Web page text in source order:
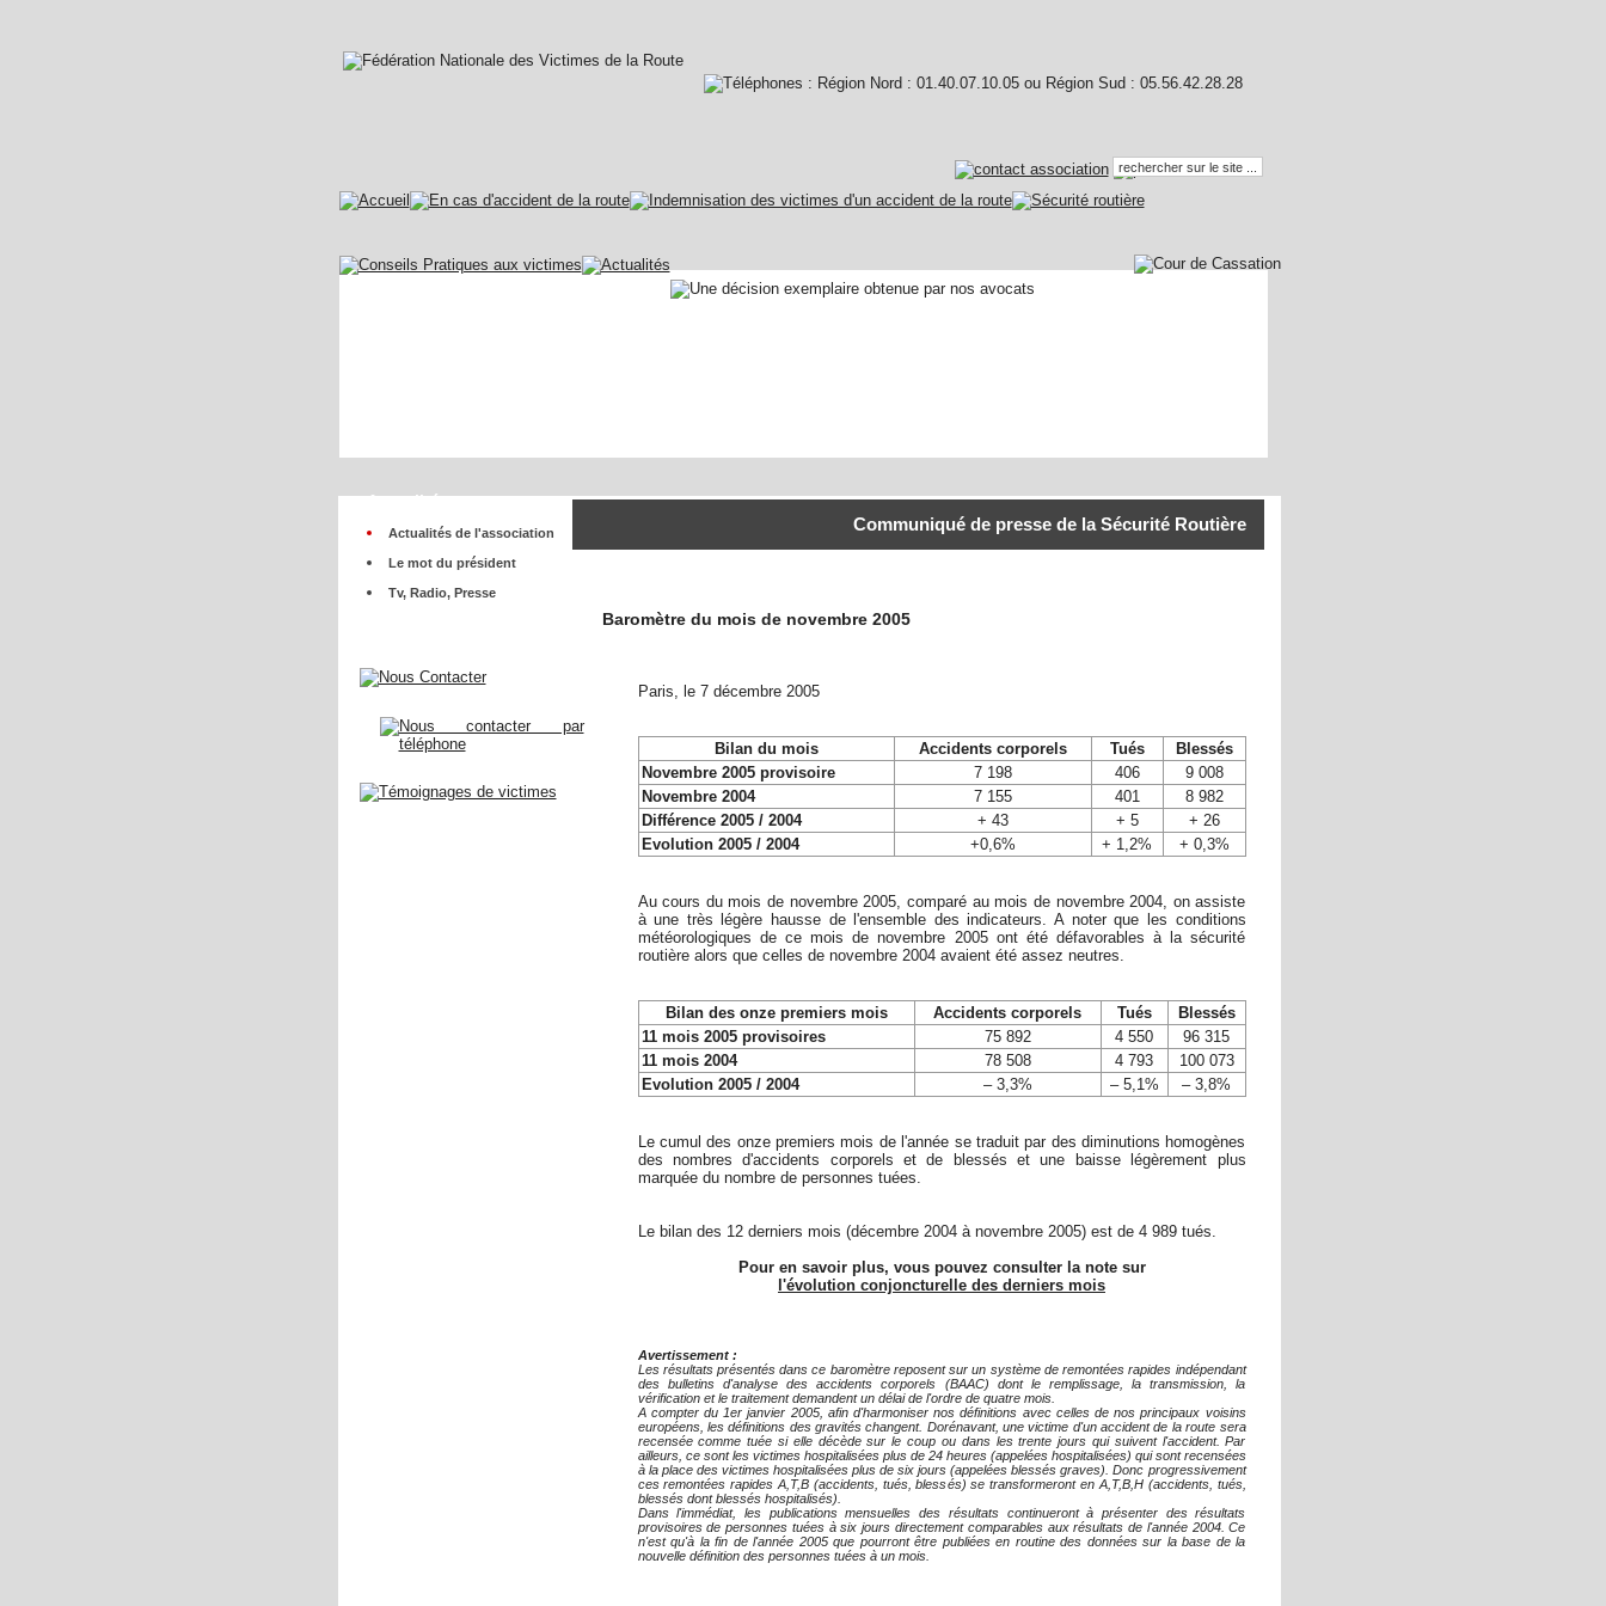
Actualités
Actualités de l'association
Le mot du président
Tv, Radio, Presse
Communiqué de presse de la Sécurité Routière
Baromètre du mois de novembre 2005
Paris, le 7 décembre 2005
Bilan du mois Accidents corporels Tués
Blessés
Novembre 2005 provisoire
7 198 406
9 008
Novembre 2004
7 155 401
8 982
Différence 2005 / 2004
+ 43 + 5
+ 26
Evolution 2005 / 2004
+0,6% + 1,2% + 0,3%
Au cours du mois de novembre 2005, comparé au mois de novembre 2004, on assiste
à une très légère hausse de l'ensemble des indicateurs. A noter que les conditions
météorologiques de ce mois de novembre 2005 ont été défavorables à la sécurité
routière alors que celles de novembre 2004 avaient été assez neutres.
Bilan des onze premiers mois Accidents corporels Tués
Blessés
11 mois 2005 provisoires
75 892 4 550
96 315
11 mois 2004
78 508 4 793
100 073
Evolution 2005 / 2004
– 3,3% – 5,1% – 3,8%
Le cumul des onze premiers mois de l'année se traduit par des diminutions homogènes
des nombres d'accidents corporels et de blessés et une baisse légèrement plus
marquée du nombre de personnes tuées.
Le bilan des 12 derniers mois (décembre 2004 à novembre 2005) est de 4 989 tués.
Pour en savoir plus, vous pouvez consulter la note sur
l'évolution conjoncturelle des derniers mois
Avertissement :
Les résultats présentés dans ce baromètre reposent sur un système de remontées rapides indépendant
des bulletins d'analyse des accidents corporels (BAAC) dont le remplissage, la transmission, la
vérification et le traitement demandent un délai de l'ordre de quatre mois.
A compter du 1er janvier 2005, afin d'harmoniser nos définitions avec celles de nos principaux voisins
européens, les définitions des gravités changent. Dorénavant, une victime d'un accident de la route sera
recensée comme tuée si elle décède sur le coup ou dans les trente jours qui suivent l'accident. Par
ailleurs, ce sont les victimes hospitalisées plus de 24 heures (appelées hospitalisées) qui sont recensées
à la place des victimes hospitalisées plus de six jours (appelées blessés graves). Donc progressivement
ces remontées rapides A,T,B (accidents, tués, blessés) se transformeront en A,T,B,H (accidents, tués,
blessés dont blessés hospitalisés).
Dans l'immédiat, les publications mensuelles des résultats continueront à présenter des résultats
provisoires de personnes tuées à six jours directement comparables aux résultats de l'année 2004. Ce
n'est qu'à la fin de l'année 2005 que pourront être publiées en routine des données sur la base de la
nouvelle définition des personnes tuées à un mois.